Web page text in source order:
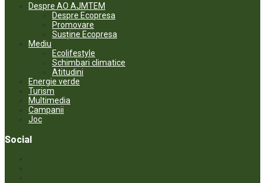
Despre AO AJMTEM
Despre Ecopresa
Promovare
Susține Ecopresa
Mediu
Ecolifestyle
Schimbari climatice
Atitudini
Energie verde
Turism
Multimedia
Campanii
Joc
Social